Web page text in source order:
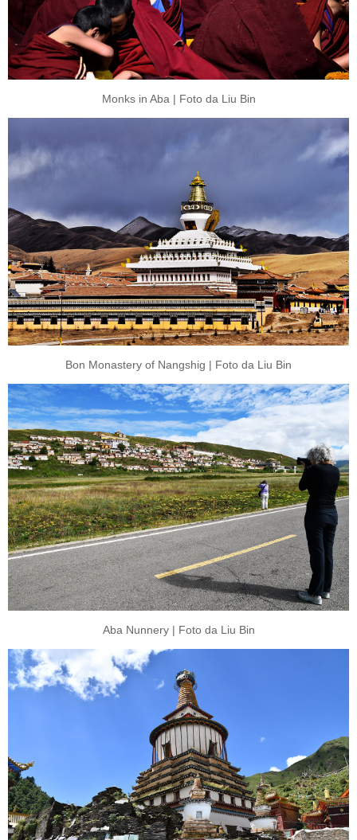
Monks in Aba | Foto da Liu Bin
Bon Monastery of Nangshig | Foto da Liu Bin
Aba Nunnery | Foto da Liu Bin